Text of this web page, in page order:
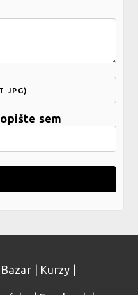
JPG)
opište sem
Bazar| Kurzy